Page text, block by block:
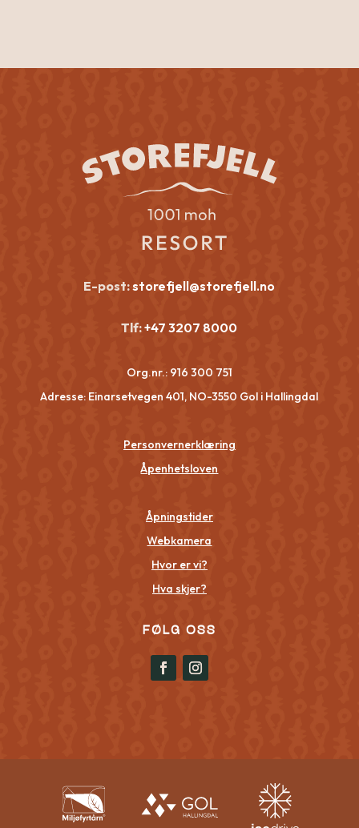
E-post:storefjell@storefjell.no
Tlf:+47 3207 8000
Org.nr.: 916 300 751
Adresse: Einarsetvegen 401, NO-3550 Gol i Hallingdal
Personvernerklæring
Åpenhetsloven
Åpningstider
Webkamera
Hvor er vi?
Hva skjer?
FØLG OSS